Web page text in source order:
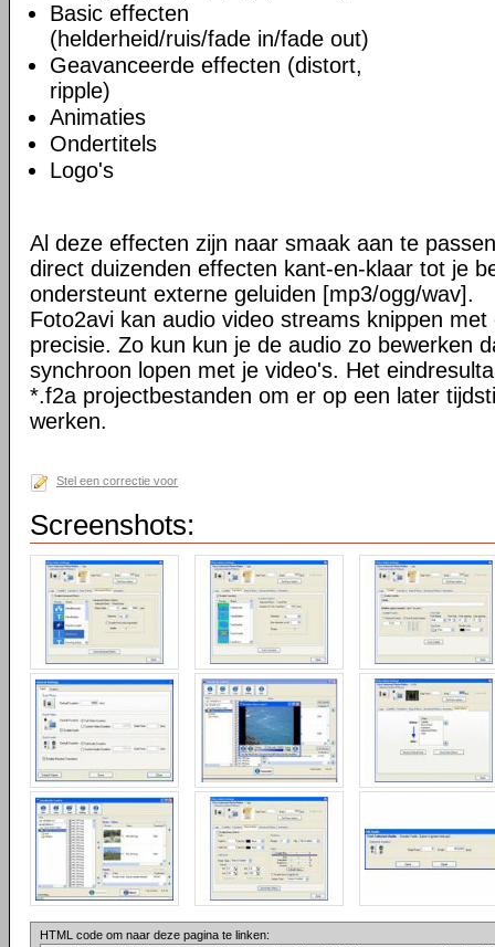
Basic effecten
(helderheid/ruis/fade in/fade out)
Geavanceerde effecten (distort,
ripple)
Animaties
Ondertitels
Logo's
Al deze effecten zijn naar smaak aan te
direct duizenden effecten kant-en-klaar tot je
ondersteunt externe geluiden [mp3/ogg/wav].
Foto2avi kan audio video streams knippen met
precisie. Zo kun kun je de audio zo bewerken
synchroon lopen met je video's. Het
*.f2a projectbestanden om er op een later
werken.
Stel een correctie voor
Screenshots:
HTML code om naar deze pagina te linken: